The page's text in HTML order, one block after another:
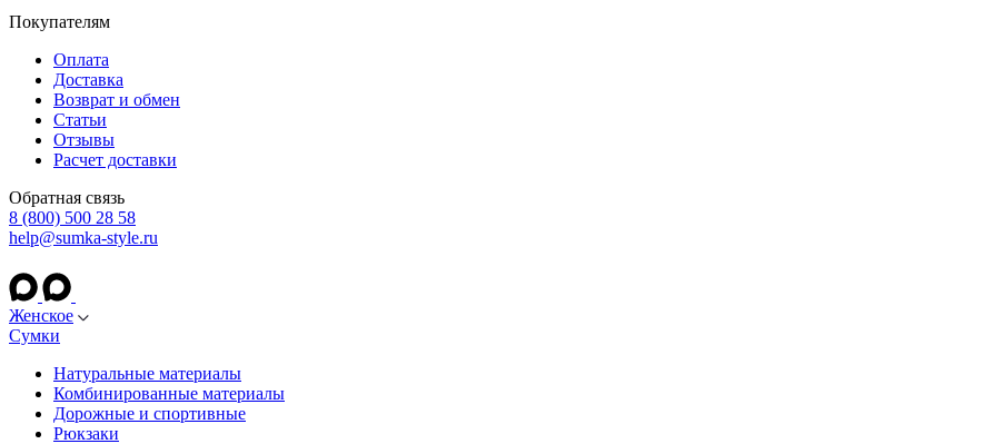
Покупателям
Оплата
Доставка
Возврат и обмен
Статьи
Отзывы
Расчет доставки
Обратная связь
8 (800) 500 28 58
help@sumka-style.ru
Женское
Сумки
Натуральные материалы
Комбинированные материалы
Дорожные и спортивные
Рюкзаки